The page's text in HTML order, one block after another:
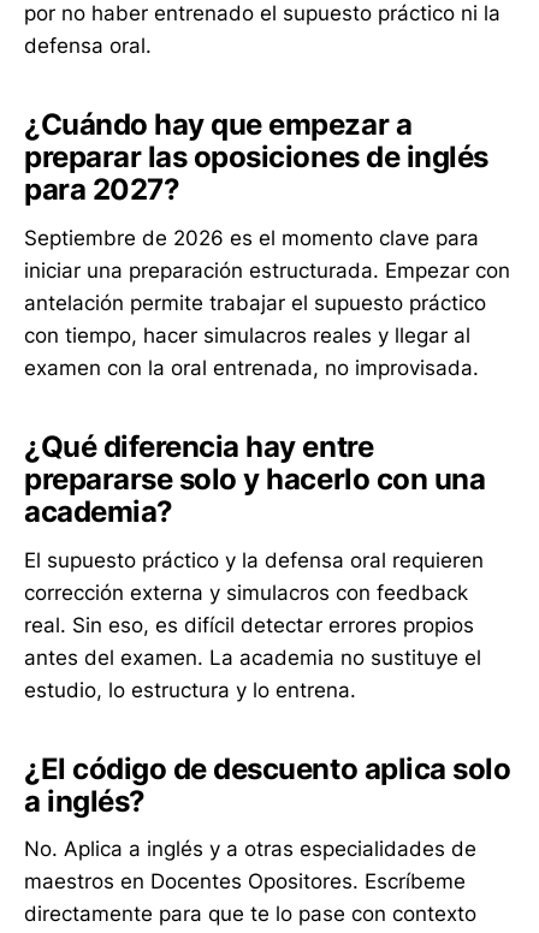
por no haber entrenado el supuesto práctico ni la
defensa oral.
¿Cuándo hay que empezar a
preparar las oposiciones de inglés
para 2027?
Septiembre de 2026 es el momento clave para
iniciar una preparación estructurada. Empezar con
antelación permite trabajar el supuesto práctico
con tiempo, hacer simulacros reales y llegar al
examen con la oral entrenada, no improvisada.
¿Qué diferencia hay entre
prepararse solo y hacerlo con una
academia?
El supuesto práctico y la defensa oral requieren
corrección externa y simulacros con feedback
real. Sin eso, es difícil detectar errores propios
antes del examen. La academia no sustituye el
estudio, lo estructura y lo entrena.
¿El código de descuento aplica solo
a inglés?
No. Aplica a inglés y a otras especialidades de
maestros en Docentes Opositores. Escríbeme
directamente para que te lo pase con contexto